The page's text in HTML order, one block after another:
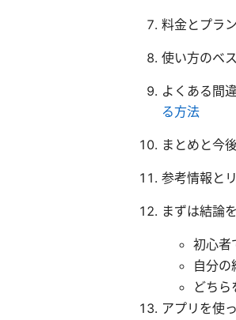
料金とプラ
使い方のベ
よくある間
る方法
まとめと今
参考情報と
まずは結論
初心者
自分の
どちら
アプリを使